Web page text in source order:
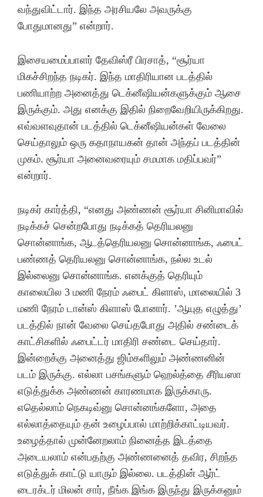
வந்துவிட்டார். இந்த அரசியலே அவருக்கு
போதுமானது” என்றார்.
இசையமைப்பாளர் தேவிஸ்ரீ பிரசாத், “சூர்யா
மிகச்சிறந்த நடிகர். இந்த மாதிரியான படத்தில்
பணியாற்ற அனைத்து டெக்னீஷியன்களுக்கும் ஆசை
இருக்கும். அது எனக்கு இதில் நிறைவேறியிருக்கிறது.
எவ்வளவுதான் படத்தில் டெக்னீஷியன்கள் வேலை
செய்தாலும் ஒரு கதாநாயகன் தான் அந்தப் படத்தின்
முகம். சூர்யா அனைவரையும் சமமாக மதிப்பவர்”
என்றார்.
நடிகர் கார்த்தி, “எனது அண்ணன் சூர்யா சினிமாவில்
நடிக்கச் சென்றபோது நடிக்கத் தெரியலனு
சொன்னாங்க, ஆடத்தெரியலனு சொன்னாங்க, ஃபைட்
பண்ணத் தெரியலனு சொன்னாங்க, நல்ல உடல்
இல்லைனு சொன்னாங்க. எனக்குத் தெரியும்
காலையில 3 மணி நேரம் ஃபைட் கிளாஸ், மாலையில் 3
மணி நேரம் டான்ஸ் கிளாஸ் போனார். ’ஆயுத எழுத்து’
படத்தில் நான் வேலை செய்தபோது அதில் சண்டைக்
காட்சிகளில் ஃபைட்டர் மாதிரி சண்டை செய்தார்.
இன்றைக்கு அனைத்து ஜிம்களிலும் அண்ணனின்
படம் இருக்கு. எல்லா பசங்களும் ஹெல்த்தை சீரியஸா
எடுத்துக்க அண்ணன் காரணமாக இருக்காரு.
எதெல்லாம் நெகடிவ்னு சொன்னங்களோ, அதை
எல்லாத்தையும் தன் உழைப்பால் மாற்றிக்காட்டியவர்.
உழைத்தால் முன்னேறலாம் நினைத்த இடத்தை
அடையலாம் என்பதற்கு அண்ணனைத் தவிர, சிறந்த
எடுத்துக் காட்டு யாரும் இல்லை. படத்தின் ஆர்ட்
டைரக்டர் மிலன் சார், நீங்க இங்க இருந்து இருக்கனும்